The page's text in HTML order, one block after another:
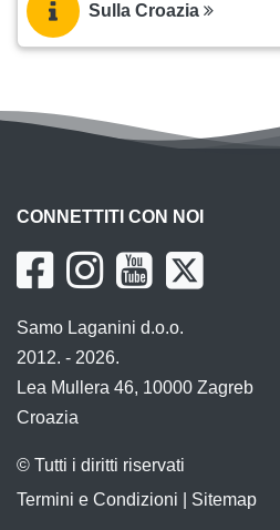
Sulla Croazia
CONNETTITI CON NOI
Samo Laganini d.o.o.
2012. - 2026.
Lea Mullera 46, 10000 Zagreb
Croazia
© Tutti i diritti riservati
Termini e Condizioni
Sitemap